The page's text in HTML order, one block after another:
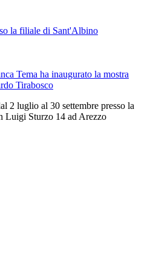
la filiale di Sant'Albino
Tema ha inaugurato la mostra
Tirabosco
2 luglio al 30 settembre presso la
Luigi Sturzo 14 ad Arezzo